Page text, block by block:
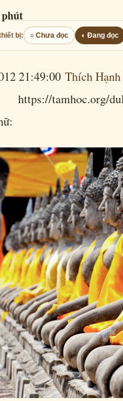
bị: ○ Chưa đọc ◐ Đang đọc
21:49:00 Thích
tamhoc.org/